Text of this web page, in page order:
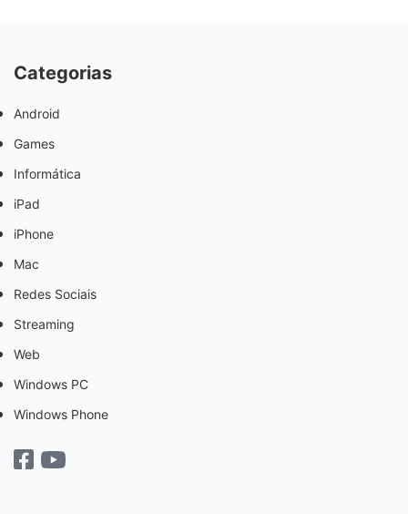
Categorias
Android
Games
Informática
iPad
iPhone
Mac
Redes Sociais
Streaming
Web
Windows PC
Windows Phone